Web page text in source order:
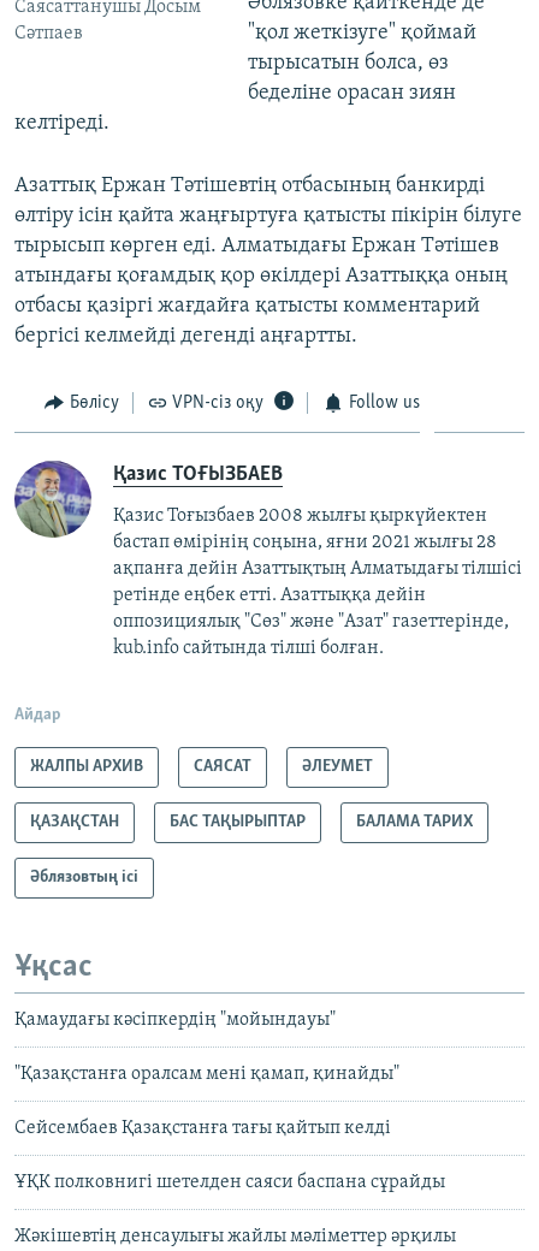
Саясаттанушы Досым
Сәтпаев
"қол жеткізуге" қоймай
тырысатын болса, өз
беделіне орасан зиян
келтіреді.
Азаттық Ержан Тәтішевтің отбасының банкирді
өлтіру ісін қайта жаңғыртуға қатысты пікірін білуге
тырысып көрген еді. Алматыдағы Ержан Тәтішев
атындағы қоғамдық қор өкілдері Азаттыққа оның
отбасы қазіргі жағдайға қатысты комментарий
бергісі келмейді дегенді аңғартты.
Бөлісу VPN-сіз оқу Follow us
Қазис ТОҒЫЗБАЕВ
Қазис Тоғызбаев 2008 жылғы қыркүйектен
бастап өмірінің соңына, яғни 2021 жылғы 28
ақпанға дейін Азаттықтың Алматыдағы тілшісі
ретінде еңбек етті. Азаттыққа дейін
оппозициялық "Сөз" және "Азат" газеттерінде,
kub.info сайтында тілші болған.
Айдар
ЖАЛПЫ АРХИВ САЯСАТ ӘЛЕУМЕТ
ҚАЗАҚСТАН БАС ТАҚЫРЫПТАР БАЛАМА ТАРИХ
Әблязовтың ісі
Ұқсас
Қамаудағы кәсіпкердің "мойындауы"
"Қазақстанға оралсам мені қамап, қинайды"
Сейсембаев Қазақстанға тағы қайтып келді
ҰҚК полковнигі шетелден саяси баспана сұрайды
Жәкішевтің денсаулығы жайлы мәліметтер әрқилы